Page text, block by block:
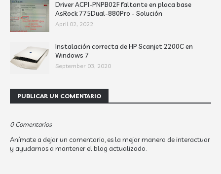
Driver ACPI-PNPB02F faltante en placa base
AsRock 775Dual-880Pro - Solución
April 02, 2022
Instalación correcta de HP Scanjet 2200C en
Windows 7
September 03, 2020
PUBLICAR UN COMENTARIO
0 Comentarios
Anímate a dejar un comentario, es la mejor manera de interactuar
y ayudarnos a mantener el blog actualizado.